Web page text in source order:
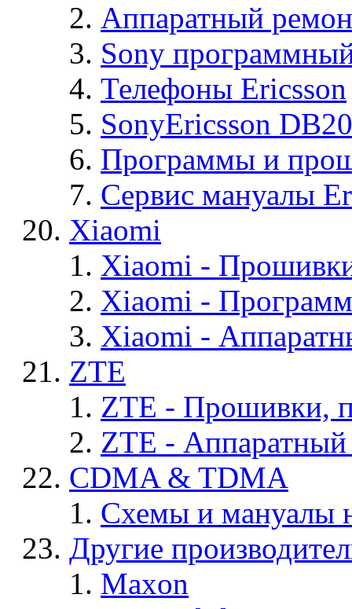
Аппаратный
Sony
Телефоны Ericsson
SonyEricsson
Программы и
Сервис мануалы
Xiaomi
Xiaomi -
Xiaomi -
Xiaomi -
ZTE
ZTE - Прошивки,
ZTE -
CDMA & TDMA
Схемы и мануалы
Другие
Maxon